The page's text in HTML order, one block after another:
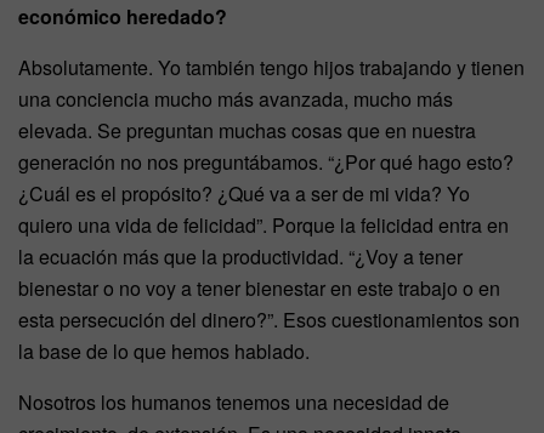
económico heredado?
Absolutamente. Yo también tengo hijos trabajando y tienen
una conciencia mucho más avanzada, mucho más
elevada. Se preguntan muchas cosas que en nuestra
generación no nos preguntábamos. “¿Por qué hago esto?
¿Cuál es el propósito? ¿Qué va a ser de mi vida? Yo
quiero una vida de felicidad”. Porque la felicidad entra en
la ecuación más que la productividad. “¿Voy a tener
bienestar o no voy a tener bienestar en este trabajo o en
esta persecución del dinero?”. Esos cuestionamientos son
la base de lo que hemos hablado.
Nosotros los humanos tenemos una necesidad de